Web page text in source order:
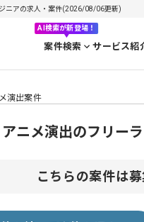
ニアの求人・案件(2026/08/06更新)
AI検索が新登場！
案件検索 サービス紹
演出案件
アニメ演出のフリー
こちらの案件は